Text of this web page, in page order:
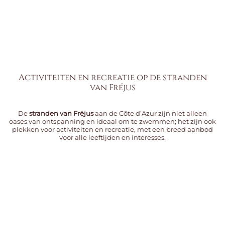
Activiteiten en recreatie op de stranden
van Fréjus
Destranden van Fréjusaan de Côte d’Azur zijn niet alleen
oases van ontspanning en ideaal om te zwemmen; het zijn ook
plekken voor activiteiten en recreatie, met een breed aanbod
voor alle leeftijden en interesses.